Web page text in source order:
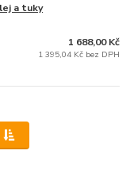
a tuky
1 688,00 Kč
1 395,04 Kč bez DPH